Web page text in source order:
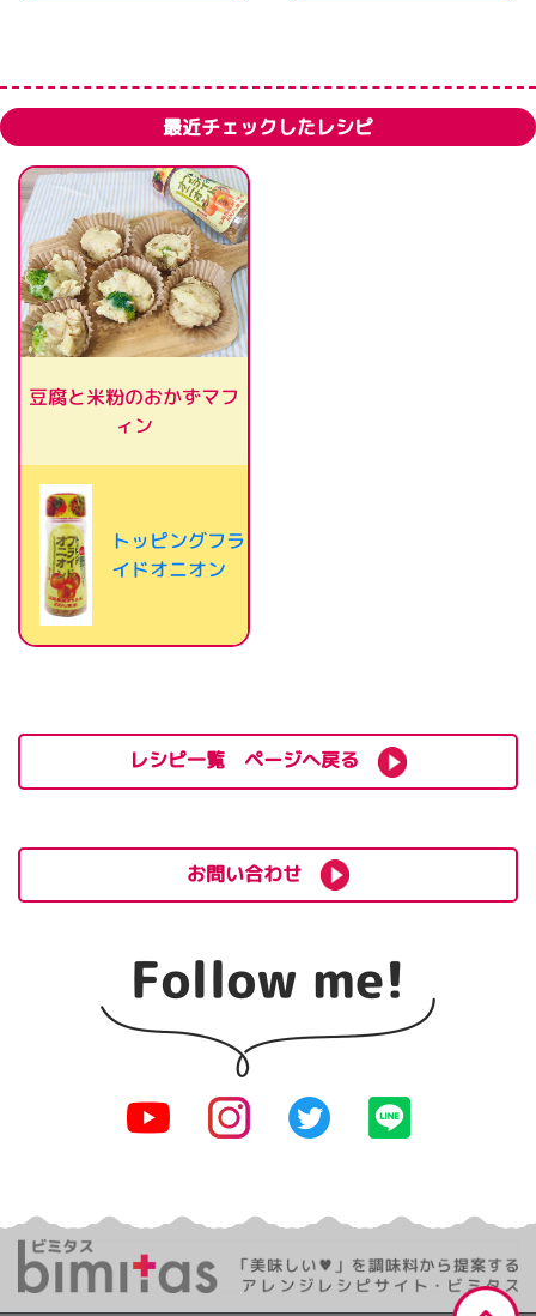
最近チェックしたレシピ
豆腐と米粉のおかずマフ
ィン
トッピングフラ
イドオニオン
レシピ一覧 ページへ戻る
お問い合わせ